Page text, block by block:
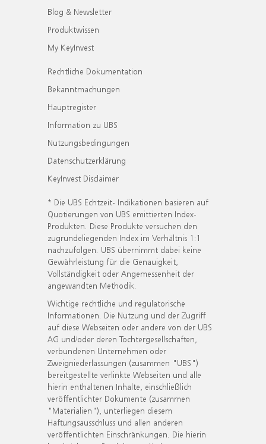
Blog & Newsletter
Produktwissen
My KeyInvest
Rechtliche Dokumentation
Bekanntmachungen
Hauptregister
Information zu UBS
Nutzungsbedingungen
Datenschutzerklärung
KeyInvest Disclaimer
* Die UBS Echtzeit- Indikationen basieren auf
Quotierungen von UBS emittierten Index-
Produkten. Diese Produkte versuchen den
zugrundeliegenden Index im Verhältnis 1:1
nachzufolgen. UBS übernimmt dabei keine
Gewährleistung für die Genauigkeit,
Vollständigkeit oder Angemessenheit der
angewandten Methodik.
Wichtige rechtliche und regulatorische
Informationen. Die Nutzung und der Zugriff
auf diese Webseiten oder andere von der UBS
AG und/oder deren Tochtergesellschaften,
verbundenen Unternehmen oder
Zweigniederlassungen (zusammen "UBS")
bereitgestellte verlinkte Webseiten und alle
hierin enthaltenen Inhalte, einschließlich
veröffentlichter Dokumente (zusammen
"Materialien"), unterliegen diesem
Haftungsausschluss und allen anderen
veröffentlichten Einschränkungen. Die hierin